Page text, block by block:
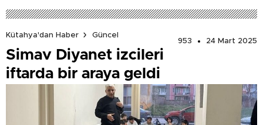
Kütahya'dan Haber
Güncel
953
24 Mart 2025
Simav Diyanet izcileri
iftarda bir araya geldi